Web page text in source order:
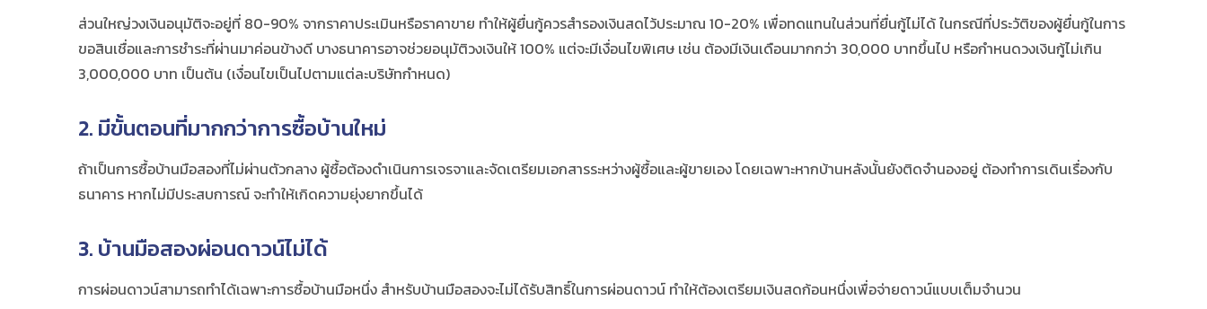
ส่วนใหญ่วงเงินอนุมัติจะอยู่ที่ 80-90% จากราคาประเมินหรือราคาขาย ทำให้ผู้ยื่นกู้ควรสำรองเงินสดไว้ประมาณ 10-20% เพื่อทดแทนในส่วนที่ยื่นกู้ไม่ได้ ในกรณีที่ประวัติของผู้ยื่นกู้ในการ
ขอสินเชื่อและการชำระที่ผ่านมาค่อนข้างดี บางธนาคารอาจช่วยอนุมัติวงเงินให้ 100% แต่จะมีเงื่อนไขพิเศษ เช่น ต้องมีเงินเดือนมากกว่า 30,000 บาทขึ้นไป หรือกำหนดวงเงินกู้ไม่เกิน
3,000,000 บาท เป็นต้น (เงื่อนไขเป็นไปตามแต่ละบริษัทกำหนด)
2. มีขั้นตอนที่มากกว่าการซื้อบ้านใหม่
ถ้าเป็นการซื้อบ้านมือสองที่ไม่ผ่านตัวกลาง ผู้ซื้อต้องดำเนินการเจรจาและจัดเตรียมเอกสารระหว่างผู้ซื้อและผู้ขายเอง โดยเฉพาะหากบ้านหลังนั้นยังติดจำนองอยู่ ต้องทำการเดินเรื่องกับ
ธนาคาร หากไม่มีประสบการณ์ จะทำให้เกิดความยุ่งยากขึ้นได้
3. บ้านมือสองผ่อนดาวน์ไม่ได้
การผ่อนดาวน์สามารถทำได้เฉพาะการซื้อบ้านมือหนึ่ง สำหรับบ้านมือสองจะไม่ได้รับสิทธิ์ในการผ่อนดาวน์ ทำให้ต้องเตรียมเงินสดก้อนหนึ่งเพื่อจ่ายดาวน์แบบเต็มจำนวน